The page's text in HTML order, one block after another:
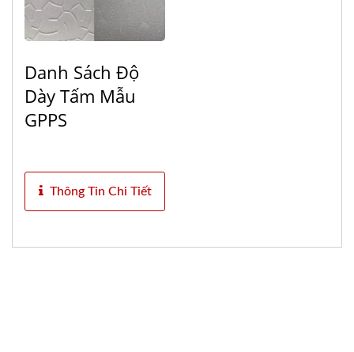
Danh Sách Độ
Dày Tấm Mẫu
GPPS
Thông Tin Chi Tiết